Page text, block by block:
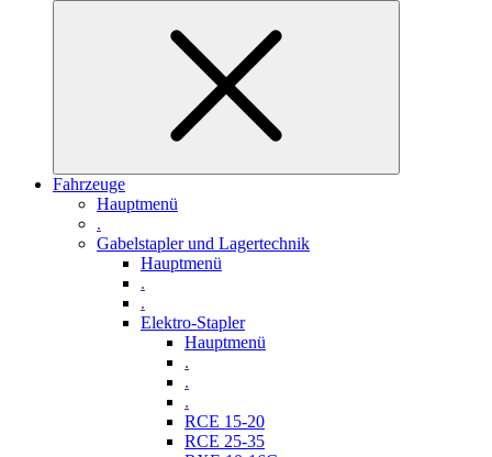
Fahrzeuge
Hauptmenü
.
Gabelstapler und Lagertechnik
Hauptmenü
.
.
Elektro-Stapler
Hauptmenü
.
.
.
RCE 15-20
RCE 25-35